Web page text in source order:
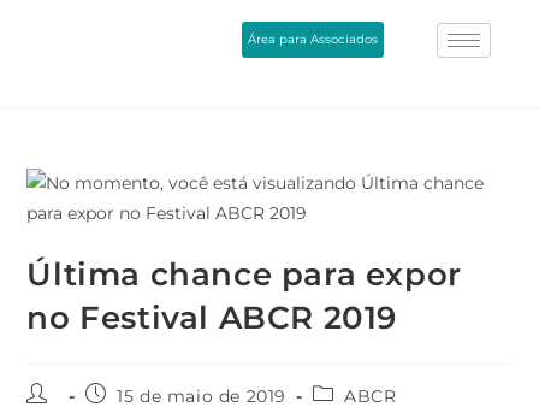
Área para Associados
Última chance para expor
no Festival ABCR 2019
15 de maio de 2019 ABCR